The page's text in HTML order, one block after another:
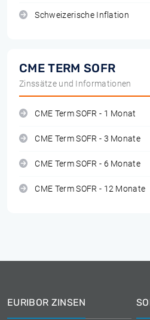
Schweizerische Inflation
CME TERM SOFR
Zinssätze und Informationen
CME Term SOFR - 1 Monat
CME Term SOFR - 3 Monate
CME Term SOFR - 6 Monate
CME Term SOFR - 12 Monate
EURIBOR ZINSEN